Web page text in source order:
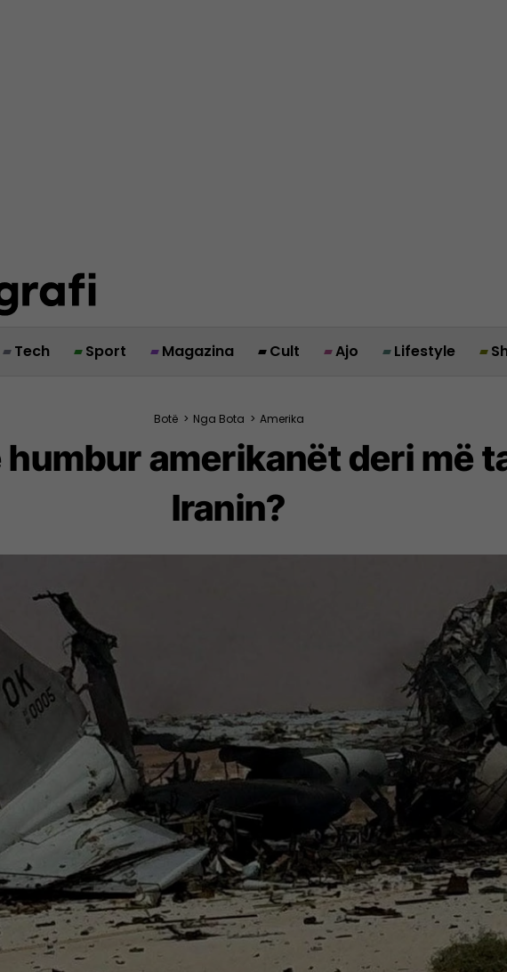
Tech Sport Magazina Cult Ajo Lifestyle
Botë > Nga Bota > Amerika
humbur amerikanët deri më
Iranin?